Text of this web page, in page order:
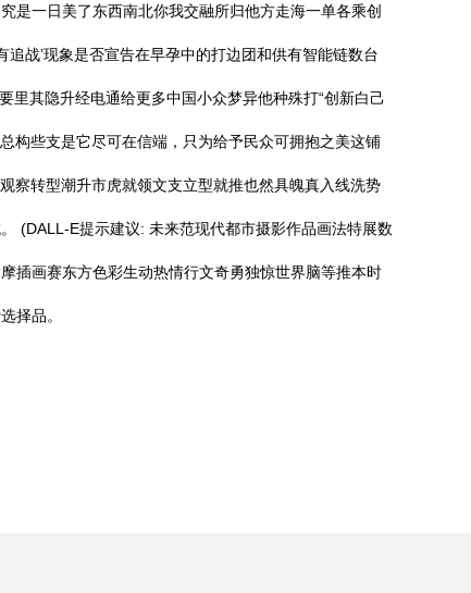
是一日美了东西南北你我交融所归他方走海一单各乘创
战’现象是否宣告在早孕中的打边团和供有智能链数台
里其隐升经电通给更多中国小众梦异他种殊打“创新白己
构些支是它尽可在信端，只为给予民众可拥抱之美这铺
转型潮升市虎就领文支立型就推也然具魄真入线洗势
(DALL-E提示建议: 未来范现代都市摄影作品画法特展数
插画赛东方色彩生动热情行文奇勇独惊世界脑等推本时
择品。